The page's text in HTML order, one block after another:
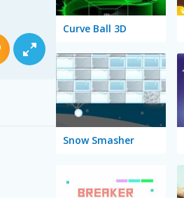
Curve Ball 3D
Snow Smasher